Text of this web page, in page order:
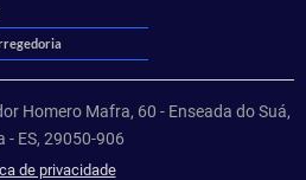
Homero Mafra, 60 - Enseada do Suá,
- ES, 29050-906
de privacidade